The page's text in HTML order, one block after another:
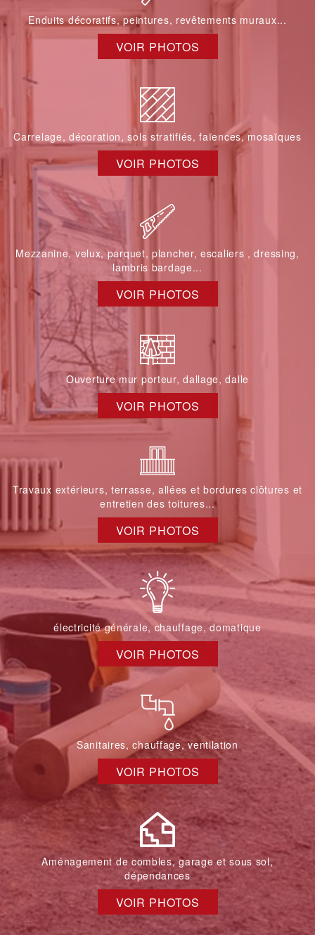
Enduits décoratifs, peintures, revêtements muraux...
VOIR PHOTOS
Carrelage, décoration, sols stratifiés, faïences, mosaïques
VOIR PHOTOS
Mezzanine, velux, parquet, plancher, escaliers , dressing,
lambris bardage...
VOIR PHOTOS
Ouverture mur porteur, dallage, dalle
VOIR PHOTOS
Travaux extérieurs, terrasse, allées et bordures clôtures et
entretien des toitures...
VOIR PHOTOS
électricité générale, chauffage, domatique
VOIR PHOTOS
Sanitaires, chauffage, ventilation
VOIR PHOTOS
Aménagement de combles, garage et sous sol,
dépendances
VOIR PHOTOS